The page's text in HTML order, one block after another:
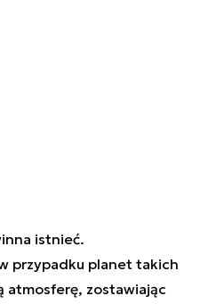
istnieć.
przypadku planet takich
atmosferę, zostawiając